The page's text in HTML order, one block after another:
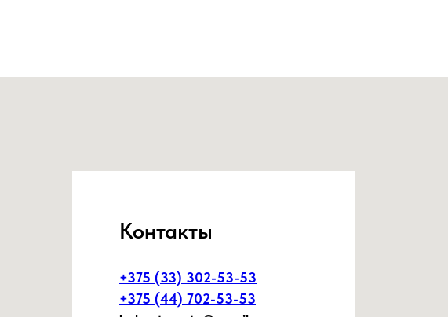
Контакты
+375 (33) 302-53-53
+375 (44) 702-53-53